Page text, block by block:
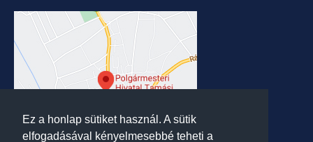
Ez a honlap sütiket használ. A sütik
elfogadásával kényelmesebbé teheti a